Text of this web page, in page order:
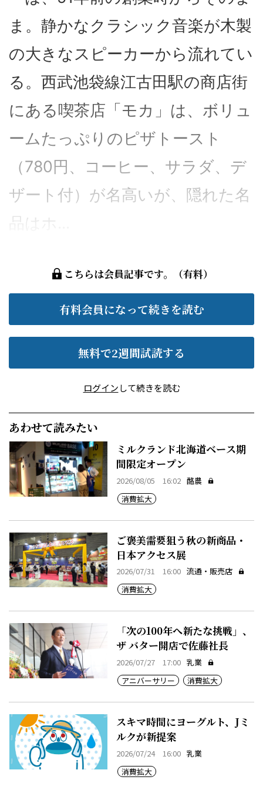
ま。静かなクラシック音楽が木製
の大きなスピーカーから流れてい
る。西武池袋線江古田駅の商店街
にある喫茶店「モカ」は、ボリュ
ームたっぷりのピザトースト
（780円、コーヒー、サラダ、デ
ザート付）が名高いが、隠れた名
品はホ...
こちらは会員記事です。（有料）
有料会員になって続きを読む
無料で2週間試読する
ログインして続きを読む
あわせて読みたい
ミルクランド北海道ベース期
間限定オープン
2026/08/05 16:02 酪農
消費拡大
ご褒美需要狙う秋の新商品・
日本アクセス展
2026/07/31 16:00 流通・販売店
消費拡大
「次の100年へ新たな挑戦」、
ザ バター開店で佐藤社長
2026/07/27 17:00 乳業
アニバーサリー
消費拡大
スキマ時間にヨーグルト、Jミ
ルクが新提案
2026/07/24 16:00 乳業
消費拡大